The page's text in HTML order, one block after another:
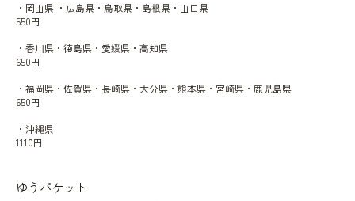
・岡山県 ・広島県・鳥取県・島根県・山口県
550円
・香川県・徳島県・愛媛県・高知県
650円
・福岡県・佐賀県・長崎県・大分県・熊本県・宮崎県・鹿児島県
650円
・沖縄県
1110円
ゆうパケット